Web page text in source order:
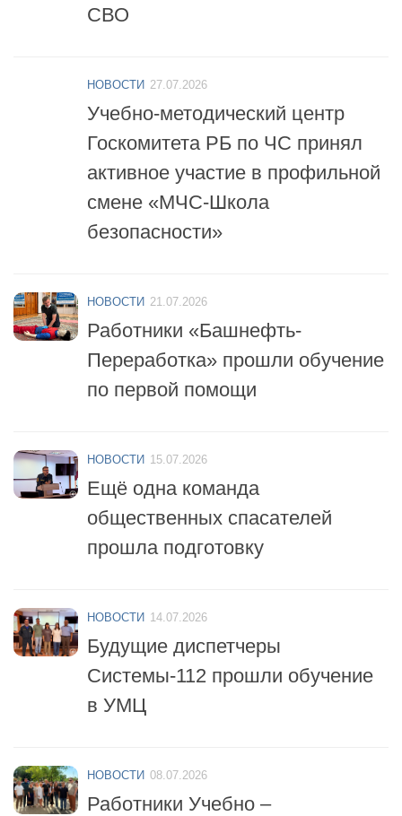
СВО
НОВОСТИ 27.07.2026
Учебно-методический центр
Госкомитета РБ по ЧС принял
активное участие в профильной
смене «МЧС-Школа
безопасности»
НОВОСТИ 21.07.2026
Работники «Башнефть-
Переработка» прошли обучение
по первой помощи
НОВОСТИ 15.07.2026
Ещё одна команда
общественных спасателей
прошла подготовку
НОВОСТИ 14.07.2026
Будущие диспетчеры
Системы-112 прошли обучение
в УМЦ
НОВОСТИ 08.07.2026
Работники Учебно –